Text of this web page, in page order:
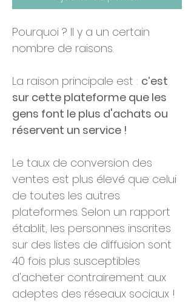
Pourquoi ? Il y a un certain
nombre de raisons.
La raison principale est : c’est
sur cette plateforme que les
gens font le plus d'achats ou
réservent un service !
Le taux de conversion des
ventes est plus élevé que celui
de toutes les autres
plateformes. Selon un rapport
établit, les personnes inscrites
sur des listes de diffusion sont
40 fois plus susceptibles
d'acheter contrairement aux
adeptes des réseaux sociaux !